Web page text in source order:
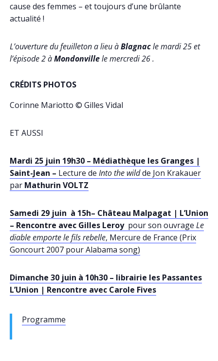
cause des femmes – et toujours d’une brûlante
actualité !
L’ouverture du feuilleton a lieu àBlagnacle mardi 25 et
l’épisode 2 àMondonvillele mercredi 26 .
CRÉDITS PHOTOS
Corinne Mariotto © Gilles Vidal
ET AUSSI
Mardi 25 juin 19h30 – Médiathèque les Granges |
Saint-Jean – Lecture de Into the wildde Jon Krakauer
par Mathurin VOLTZ
Samedi 29 juin à 15h– Château Malpagat | L’Union
– Rencontre avec Gilles Leroy pour son ouvrage Le
diable emporte le fils rebelle, Mercure de France (Prix
Goncourt 2007 pour Alabama song)
Dimanche 30 juin à 10h30 – librairie les Passantes
L’Union | Rencontre avec Carole Fives
Programme